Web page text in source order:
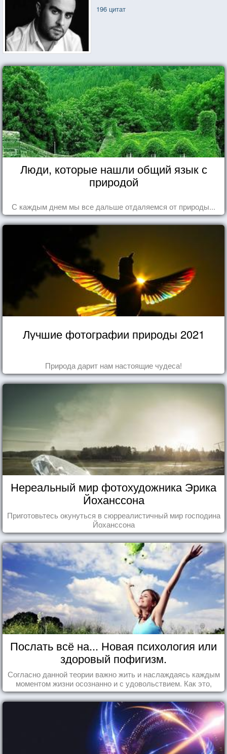
196 цитат
Люди, которые нашли общий язык с
природой
С каждым днем мы все дальше отдаляемся от природы...
Лучшие фотографии природы 2021
Природа дарит нам настоящие чудеса!
Нереальный мир фотохудожника Эрика
Йоханссона
Приготовьтесь окунуться в сюрреалистичный мир господина
Йоханссона
Послать всё на... Новая психология или
здоровый пофигизм.
Согласно данной теории важно жить и наслаждаясь каждым
моментом жизни осознанно и с удовольствием. Как это,
попробуем разобраться на реальных примерах.